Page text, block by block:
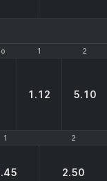
1 2
1 2
1.12 5.10
1 2
1 2
2.50